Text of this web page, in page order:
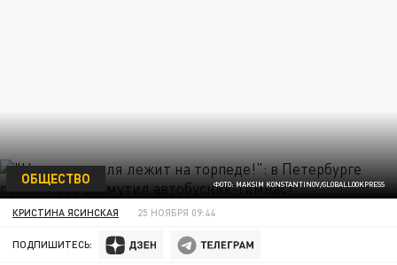
ФОТО: MAKSIM KONSTANTINOV/GLOBALLOOKPRESS
ОБЩЕСТВО
КРИСТИНА ЯСИНСКАЯ 25 НОЯБРЯ 09:44
ПОДПИШИТЕСЬ: